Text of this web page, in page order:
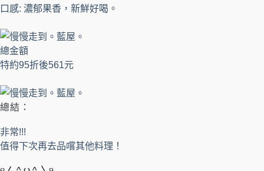
口感: 濃郁果香，新鮮好喝。
總金額
特約95折後561元
總結：
非常!!!
值得下次再去品嚐其他料理！